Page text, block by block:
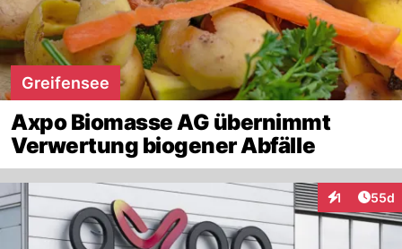
Greifensee
Axpo Biomasse AG übernimmt
Verwertung biogener Abfälle
1
Interaktionen
55d